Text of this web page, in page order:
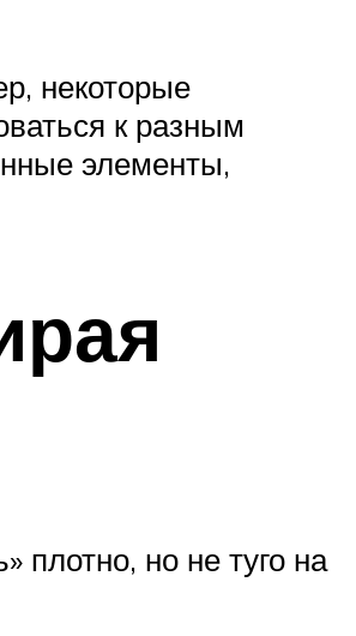
некоторые
к разным
элементы,
плотно, но не туго на